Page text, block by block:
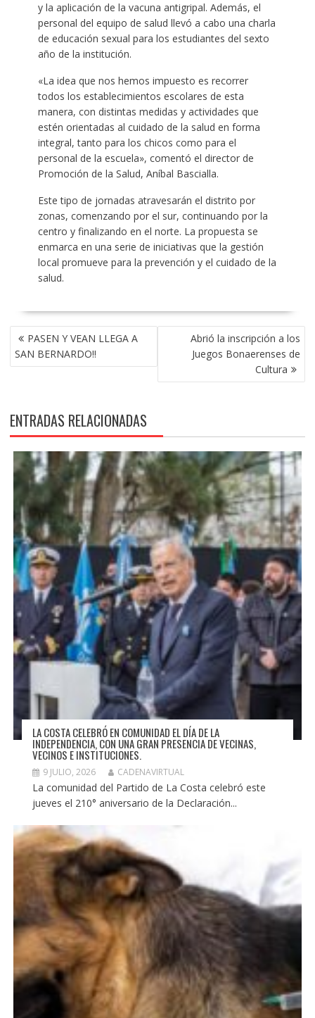
y la aplicación de la vacuna antigripal. Además, el
personal del equipo de salud llevó a cabo una charla
de educación sexual para los estudiantes del sexto
año de la institución.
«La idea que nos hemos impuesto es recorrer
todos los establecimientos escolares de esta
manera, con distintas medidas y actividades que
estén orientadas al cuidado de la salud en forma
integral, tanto para los chicos como para el
personal de la escuela», comentó el director de
Promoción de la Salud, Aníbal Bascialla.
Este tipo de jornadas atravesarán el distrito por
zonas, comenzando por el sur, continuando por la
centro y finalizando en el norte. La propuesta se
enmarca en una serie de iniciativas que la gestión
local promueve para la prevención y el cuidado de la
salud.
NAVEGACIÓN
DE
ENTRADAS
PASEN Y VEAN LLEGA A
SAN BERNARDO!!
Abrió la inscripción a los
Juegos Bonaerenses de
Cultura
ENTRADAS RELACIONADAS
LA COSTA CELEBRÓ EN COMUNIDAD EL DÍA DE LA
INDEPENDENCIA, CON UNA GRAN PRESENCIA DE VECINAS,
VECINOS E INSTITUCIONES.
9 JULIO, 2026 CADENAVIRTUAL
La comunidad del Partido de La Costa celebró este
jueves el 210° aniversario de la Declaración...